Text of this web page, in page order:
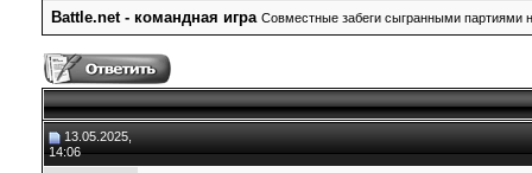
Battle.net - командная игра Совместные забеги сыгранными партиями
13.05.2025,
14:06